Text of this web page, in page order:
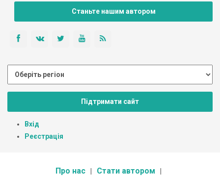
Станьте нашим автором
Підтримати сайт
Вхід
Реєстрація
Про нас Стати автором